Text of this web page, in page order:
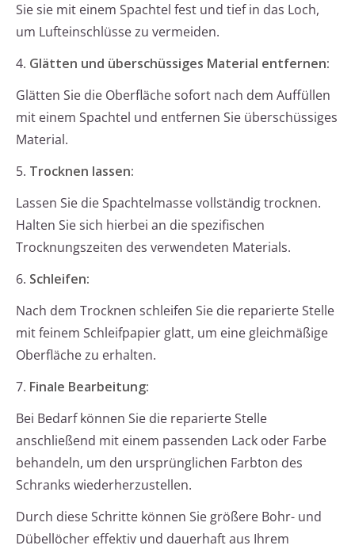
Sie sie mit einem Spachtel fest und tief in das Loch,
um Lufteinschlüsse zu vermeiden.
4. Glätten und überschüssiges Material entfernen:
Glätten Sie die Oberfläche sofort nach dem Auffüllen
mit einem Spachtel und entfernen Sie überschüssiges
Material.
5. Trocknen lassen:
Lassen Sie die Spachtelmasse vollständig trocknen.
Halten Sie sich hierbei an die spezifischen
Trocknungszeiten des verwendeten Materials.
6. Schleifen:
Nach dem Trocknen schleifen Sie die reparierte Stelle
mit feinem Schleifpapier glatt, um eine gleichmäßige
Oberfläche zu erhalten.
7. Finale Bearbeitung:
Bei Bedarf können Sie die reparierte Stelle
anschließend mit einem passenden Lack oder Farbe
behandeln, um den ursprünglichen Farbton des
Schranks wiederherzustellen.
Durch diese Schritte können Sie größere Bohr- und
Dübellöcher effektiv und dauerhaft aus Ihrem